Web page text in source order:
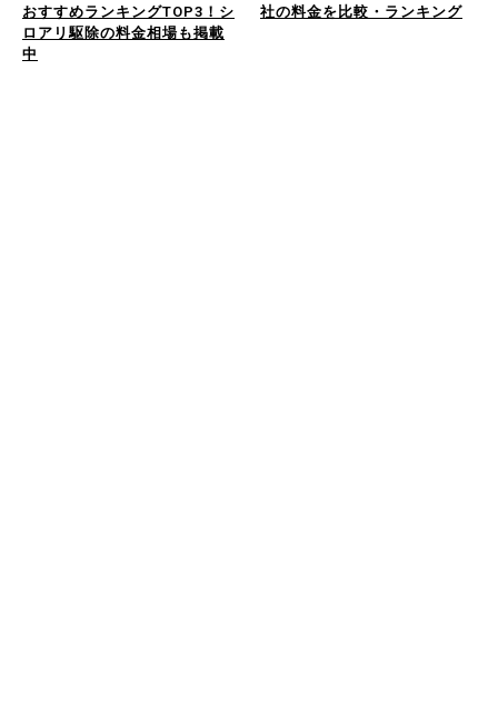
おすすめランキングTOP3！シ
ロアリ駆除の料金相場も掲載
中
社の料金を比較・ランキング